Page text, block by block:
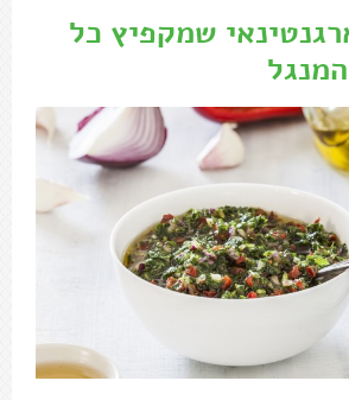
שמקפיץ כל